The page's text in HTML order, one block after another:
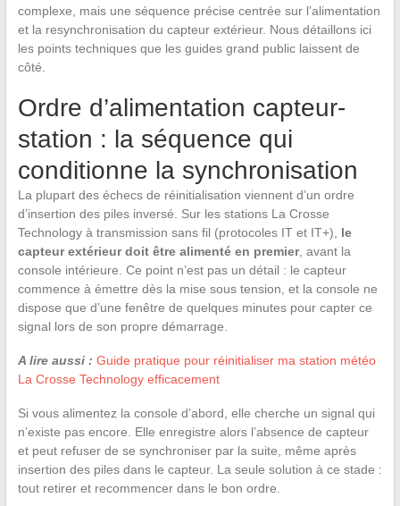
complexe, mais une séquence précise centrée sur l’alimentation
et la resynchronisation du capteur extérieur. Nous détaillons ici
les points techniques que les guides grand public laissent de
côté.
Ordre d’alimentation capteur-
station : la séquence qui
conditionne la synchronisation
La plupart des échecs de réinitialisation viennent d’un ordre
d’insertion des piles inversé. Sur les stations La Crosse
Technology à transmission sans fil (protocoles IT et IT+), le
capteur extérieur doit être alimenté en premier, avant la
console intérieure. Ce point n’est pas un détail : le capteur
commence à émettre dès la mise sous tension, et la console ne
dispose que d’une fenêtre de quelques minutes pour capter ce
signal lors de son propre démarrage.
A lire aussi : Guide pratique pour réinitialiser ma station météo
La Crosse Technology efficacement
Si vous alimentez la console d’abord, elle cherche un signal qui
n’existe pas encore. Elle enregistre alors l’absence de capteur
et peut refuser de se synchroniser par la suite, même après
insertion des piles dans le capteur. La seule solution à ce stade :
tout retirer et recommencer dans le bon ordre.